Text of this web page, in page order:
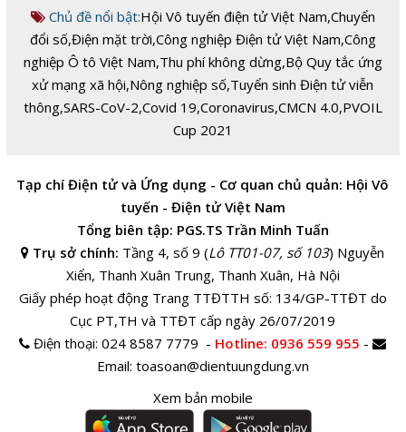
Chủ đề nổi bật:Hội Vô tuyến điện tử Việt Nam,Chuyển
đổi số,Điện mặt trời,Công nghiệp Điện tử Việt Nam,Công
nghiệp Ô tô Việt Nam,Thu phí không dừng,Bộ Quy tắc ứng
xử mạng xã hội,Nông nghiệp số,Tuyển sinh Điện tử viễn
thông,SARS-CoV-2,Covid 19,Coronavirus,CMCN 4.0,PVOIL
Cup 2021
Tạp chí Điện tử và Ứng dụng - Cơ quan chủ quản: Hội Vô
tuyến - Điện tử Việt Nam
Tổng biên tập: PGS.TS Trần Minh Tuấn
Trụ sở chính: Tầng 4, số 9 (Lô TT01-07, số 103) Nguyễn
Xiển, Thanh Xuân Trung, Thanh Xuân, Hà Nội
Giấy phép hoạt động Trang TTĐTTH số: 134/GP-TTĐT do
Cục PT,TH và TTĐT cấp ngày 26/07/2019
Điện thoại:024 8587 7779 - Hotline: 0936 559 955 -
Email: toasoan@dientuungdung.vn
Xem bản mobile